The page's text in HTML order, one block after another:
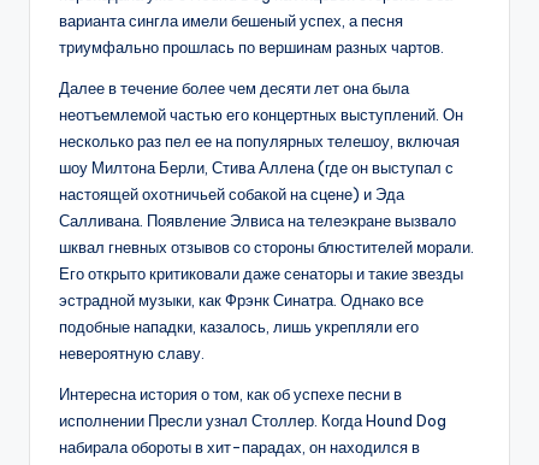
варианта сингла имели бешеный успех, а песня
триумфально прошлась по вершинам разных чартов.
Далее в течение более чем десяти лет она была
неотъемлемой частью его концертных выступлений. Он
несколько раз пел ее на популярных телешоу, включая
шоу Милтона Берли, Стива Аллена (где он выступал с
настоящей охотничьей собакой на сцене) и Эда
Салливана. Появление Элвиса на телеэкране вызвало
шквал гневных отзывов со стороны блюстителей морали.
Его открыто критиковали даже сенаторы и такие звезды
эстрадной музыки, как Фрэнк Синатра. Однако все
подобные нападки, казалось, лишь укрепляли его
невероятную славу.
Интересна история о том, как об успехе песни в
исполнении Пресли узнал Столлер. Когда Hound Dog
набирала обороты в хит-парадах, он находился в